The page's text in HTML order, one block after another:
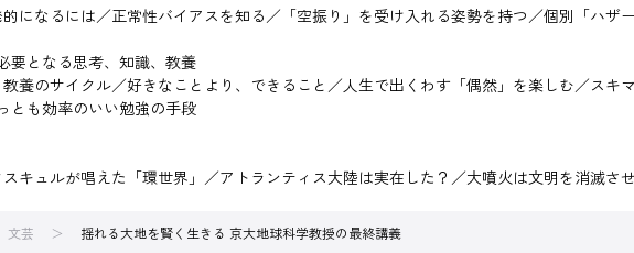
になるには／正常性バイアスを知る／「空振り」を受け入れる姿勢を持つ／個別「ハザ
となる思考、知識、教養
養のサイクル／好きなことより、できること／人生で出くわす「偶然」を楽しむ／スキ
とも効率のいい勉強の手段
スキュルが唱えた「環世界」／アトランティス大陸は実在した？／大噴火は文明を消滅さ
文芸 揺れる大地を賢く生きる 京大地球科学教授の最終講義